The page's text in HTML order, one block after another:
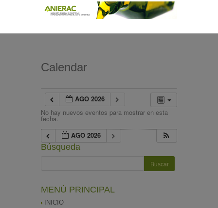
Calendar
AGO 2026
No hay nuevos eventos para mostrar en esta
fecha.
AGO 2026
Búsqueda
MENÚ PRINCIPAL
INICIO